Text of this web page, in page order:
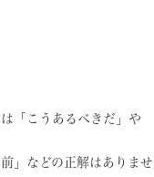
「こうあるべきだ」や
」などの正解はありませ